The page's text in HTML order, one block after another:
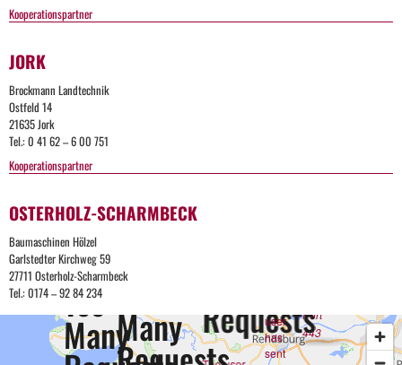
Kooperationspartner
JORK
Brockmann Landtechnik
Ostfeld 14
21635 Jork
Tel.: 0 41 62 – 6 00 751
Kooperationspartner
OSTERHOLZ-SCHARMBECK
Baumaschinen Hölzel
Garlstedter Kirchweg 59
27711 Osterholz-Scharmbeck
Tel.: 0174 – 92 84 234
of time.
Port
443
Requests
user
has
sent
Too
Many
Too
Many